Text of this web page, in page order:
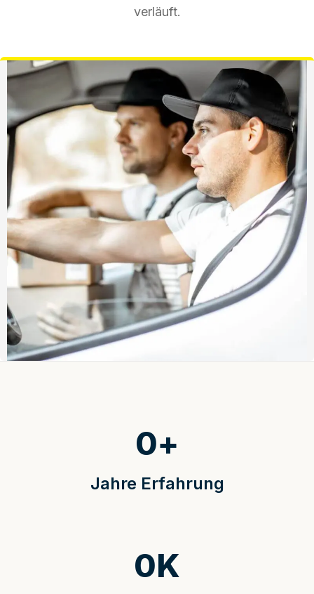
verläuft.
Jahre Erfahrung
0+
0K